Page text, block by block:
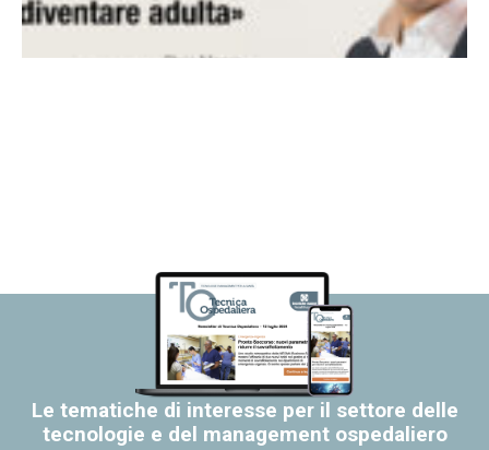
Le tematiche di interesse per il settore delle
tecnologie e del management ospedaliero